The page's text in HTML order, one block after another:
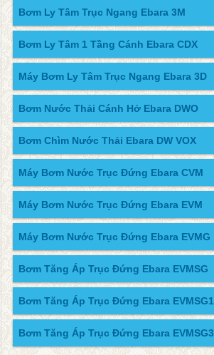
Bơm Ly Tâm Trục Ngang Ebara 3M
Bơm Ly Tâm 1 Tầng Cánh Ebara CDX
Máy Bơm Ly Tâm Trục Ngang Ebara 3D
Bơm Nước Thải Cánh Hở Ebara DWO
Bơm Chìm Nước Thải Ebara DW VOX
Máy Bơm Nước Trục Đứng Ebara CVM
Máy Bơm Nước Trục Đứng Ebara EVM
Máy Bơm Nước Trục Đứng Ebara EVMG
Bơm Tăng Áp Trục Đứng Ebara EVMSG
Bơm Tăng Áp Trục Đứng Ebara EVMSG1
Bơm Tăng Áp Trục Đứng Ebara EVMSG3